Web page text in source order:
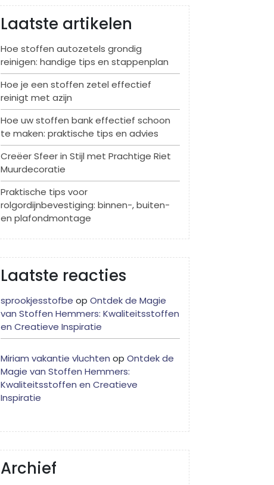
Laatste artikelen
Hoe stoffen autozetels grondig
reinigen: handige tips en stappenplan
Hoe je een stoffen zetel effectief
reinigt met azijn
Hoe uw stoffen bank effectief schoon
te maken: praktische tips en advies
Creëer Sfeer in Stijl met Prachtige Riet
Muurdecoratie
Praktische tips voor
rolgordijnbevestiging: binnen-, buiten-
en plafondmontage
Laatste reacties
sprookjesstofbe op Ontdek de Magie
van Stoffen Hemmers: Kwaliteitsstoffen
en Creatieve Inspiratie
Miriam vakantie vluchten op Ontdek de
Magie van Stoffen Hemmers:
Kwaliteitsstoffen en Creatieve
Inspiratie
Archief